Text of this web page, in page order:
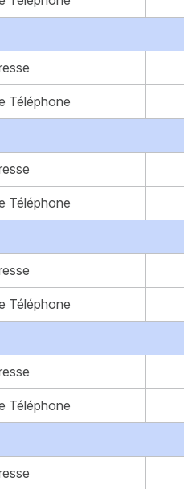
Téléphone
Téléphone
Téléphone
Téléphone